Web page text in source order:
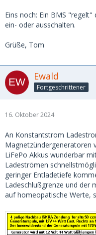
Eins noch: Ein BMS
ein- oder ausschalten.
Grüße, Tom
Ewald
Fortgeschrittener
16. Oktober 2024
An Konstantstrom
Magnetzündergeneratoren
LiFePo Akkus wunderbar
Ladeströmen
geringer Entladetiefe
Ladeschlußgrenze und der
auf homeopatische Werte,